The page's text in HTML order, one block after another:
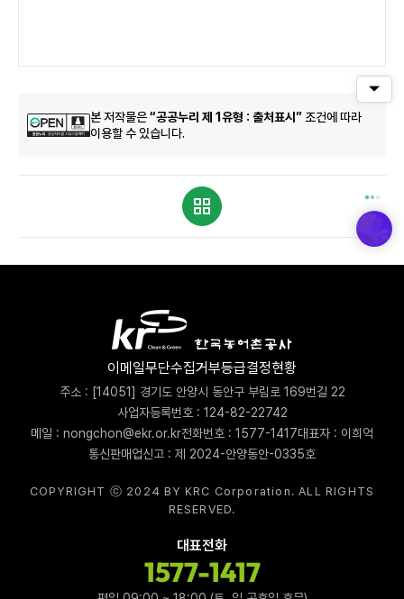
본 저작물은“공공누리 제 1유형 : 출처표시” 조건에 따라
이용할 수 있습니다.
퀵메
이메일무단수집거부등급결정현황
주소 : [14051] 경기도 안양시 동안구 부림로 169번길 22
사업자등록번호 : 124-82-22742
메일 : nongchon@ekr.or.kr전화번호 : 1577-1417대표자 : 이희억
통신판매업신고 : 제 2024-안양동안-0335호
COPYRIGHT ⓒ 2024 BY KRC Corporation. ALL RIGHTS
RESERVED.
대표전화
1577-1417